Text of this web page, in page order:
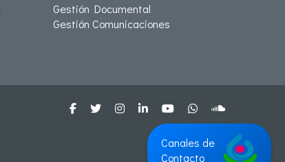
Gestión Documental
Gestión Comunicaciones
Canales de
Contacto